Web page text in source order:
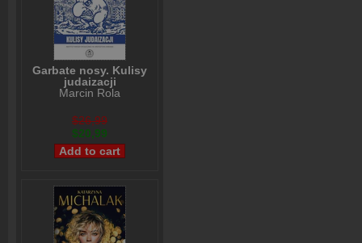
Garbate nosy. Kulisy
judaizacji
Marcin Rola
$26,99
$20,99